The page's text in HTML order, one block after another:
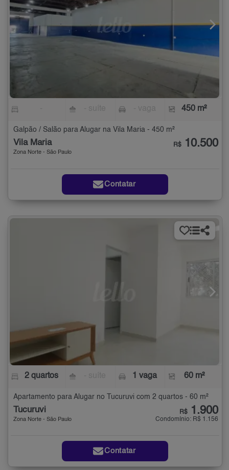
450 m²
Galpão / Salão para Alugar na Vila Maria - 450 m²
Vila Maria
Zona Norte - São Paulo
R$ 10.500
Contatar
2 quartos 1 vaga 60 m²
Apartamento para Alugar no Tucuruvi com 2 quartos - 60 m²
Tucuruvi
Zona Norte - São Paulo
R$ 1.900
Condomínio: R$ 1.156
Contatar